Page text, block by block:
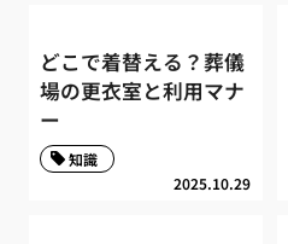
どこで着替える？葬儀
場の更衣室と利用マナ
ー
2025.10.29
知識